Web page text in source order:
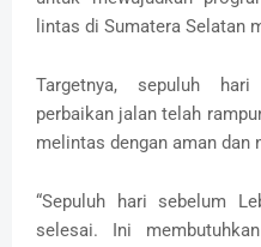
lintas di Sumatera Selatan
Targetnya, sepuluh
perbaikan jalan telah
melintas dengan aman dan
“Sepuluh hari sebelum
selesai. Ini